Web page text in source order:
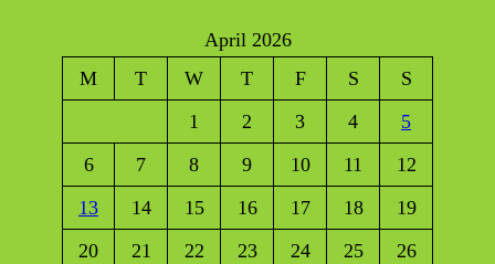
April 2026
M
T W T F S
S
1
2 3 4
5
6
7 8 9 10 11
12
13
14 15 16 17 18
19
20
21 22 23 24 25
26